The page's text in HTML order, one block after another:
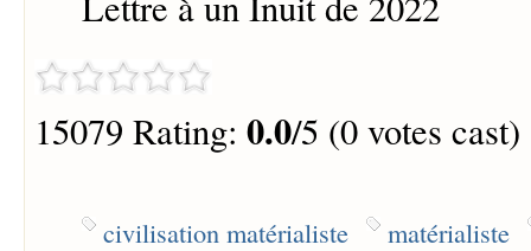
15079 Rating: 0.0/5 (0 votes cast)
civilisation matérialiste
matérialiste